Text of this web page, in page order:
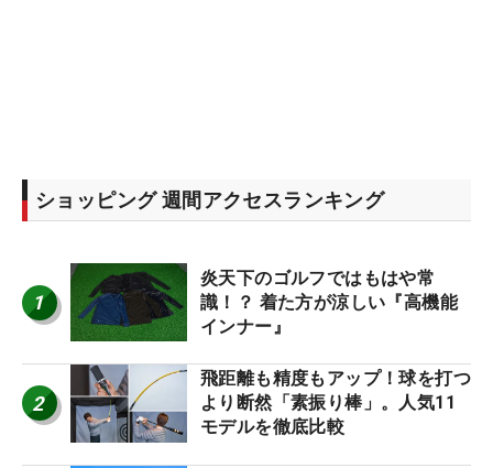
ショッピング 週間アクセスランキング
1
炎天下のゴルフではもはや常
識！？ 着た方が涼しい『高機能
インナー』
2
飛距離も精度もアップ！球を打つ
より断然「素振り棒」。人気11
モデルを徹底比較